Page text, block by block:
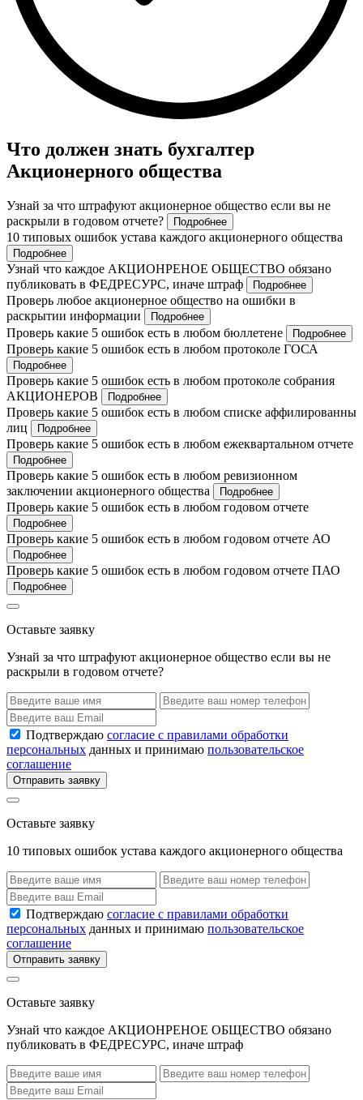
Что должен знать бухгалтер
Акционерного общества
Узнай за что штрафуют акционерное общество если вы не
раскрыли в годовом отчете?
Подробнее
10 типовых ошибок устава каждого акционерного общества
Подробнее
Узнай что каждое АКЦИОНРЕНОЕ ОБЩЕСТВО обязано
публиковать в ФЕДРЕСУРС, иначе штраф
Подробнее
Проверь любое акционерное общество на ошибки в
раскрытии информации
Подробнее
Проверь какие 5 ошибок есть в любом бюллетене Подробнее
Проверь какие 5 ошибок есть в любом протоколе ГОСА
Подробнее
Проверь какие 5 ошибок есть в любом протоколе собрания
АКЦИОНЕРОВ
Подробнее
Проверь какие 5 ошибок есть в любом списке аффилированны
лиц
Подробнее
Проверь какие 5 ошибок есть в любом ежеквартальном отчете
Подробнее
Проверь какие 5 ошибок есть в любом ревизионном
заключении акционерного общества
Подробнее
Проверь какие 5 ошибок есть в любом годовом отчете
Подробнее
Проверь какие 5 ошибок есть в любом годовом отчете АО
Подробнее
Проверь какие 5 ошибок есть в любом годовом отчете ПАО
Подробнее
Оставьте заявку
Узнай за что штрафуют акционерное общество если вы не
раскрыли в годовом отчете?
Подтверждаю согласие с правилами обработки
персональных данных и принимаю пользовательское
соглашение
Отправить заявку
Оставьте заявку
10 типовых ошибок устава каждого акционерного общества
Подтверждаю согласие с правилами обработки
персональных данных и принимаю пользовательское
соглашение
Отправить заявку
Оставьте заявку
Узнай что каждое АКЦИОНРЕНОЕ ОБЩЕСТВО обязано
публиковать в ФЕДРЕСУРС, иначе штраф